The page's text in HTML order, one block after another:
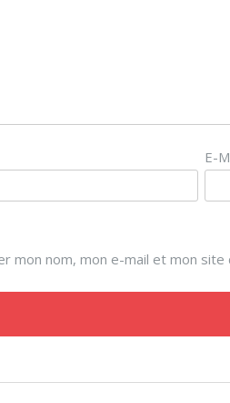
E-
mon nom, mon e-mail et mon